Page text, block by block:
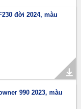
đời 2024, màu
990 2023, màu